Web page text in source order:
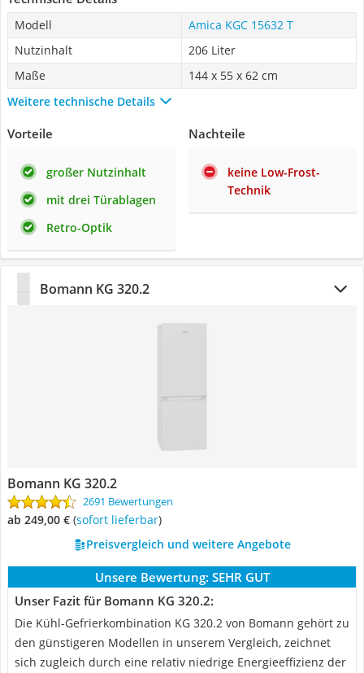
Modell
Amica KGC 15632 T
Nutzinhalt
206 Liter
Maße
144 x 55 x 62 cm
Weitere technische Details
Vorteile
großer Nutzinhalt
mit drei Türablagen
Retro-Optik
Nachteile
keine Low-Frost-
Technik
Bomann KG 320.2
Bomann KG 320.2
2691 Bewertungen
ab 249,00 € ( Sofort lieferbar)
Preisvergleich und weitere Angebote
Unsere Bewertung: SEHR GUT
Unser Fazit für Bomann KG 320.2:
Die Kühl-Gefrierkombination KG 320.2 von Bomann gehört zu
den günstigeren Modellen in unserem Vergleich, zeichnet
sich zugleich durch eine relativ niedrige Energieeffizienz der